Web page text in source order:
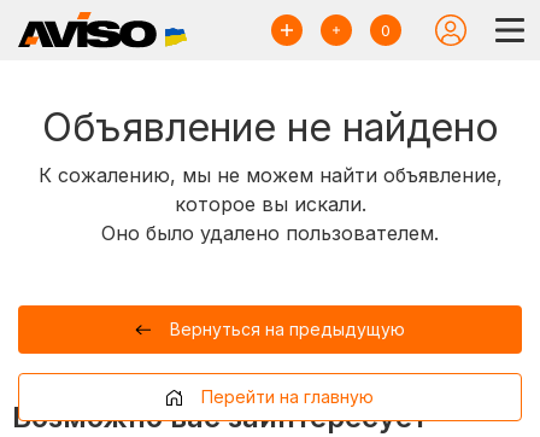
0
Объявление не найдено
К сожалению, мы не можем найти объявление,
которое вы искали.
Оно было удалено пользователем.
Вернуться на предыдущую
Перейти на главную
Возможно вас заинтересует